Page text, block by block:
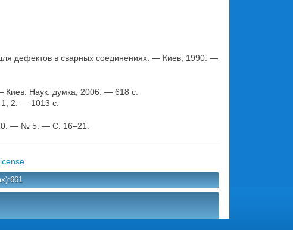
дефектов в сварных соединениях. — Киев, 1990. —
Киев: Наук. думка, 2006. — 618 с.
2. — 1013 с.
— № 5. — С. 16–21.